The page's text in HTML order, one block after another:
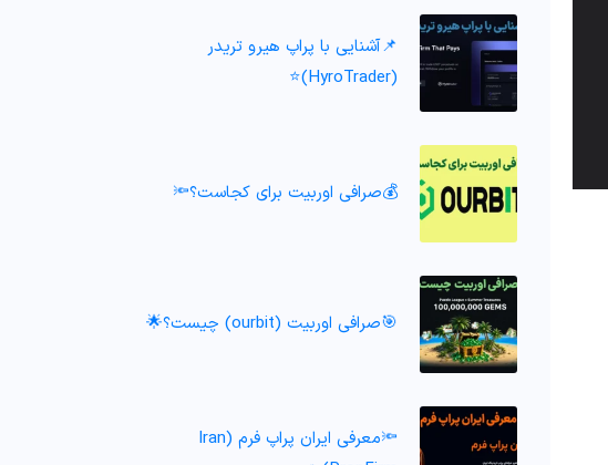
📌آشنایی با پراپ هیرو تریدر
(HyroTrader)⭐️
💰صرافی اوربیت برای کجاست؟🔦
🎯صرافی اوربیت (ourbit) چیست؟🌟
🔦معرفی ایران پراپ فرم (Iran